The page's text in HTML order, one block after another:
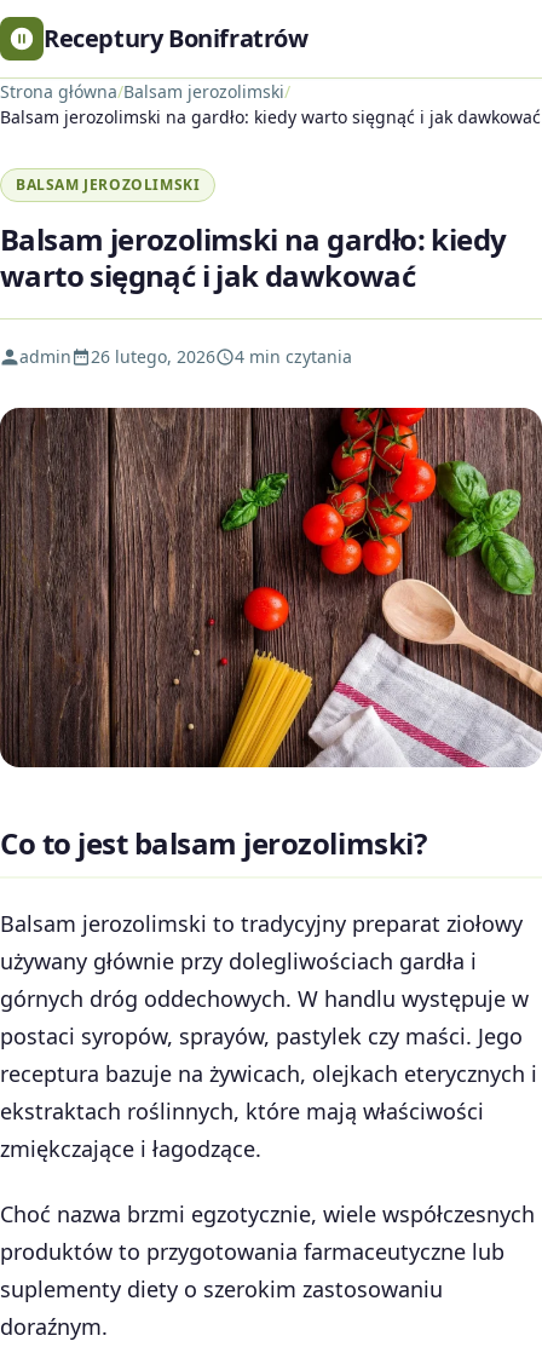
Receptury Bonifratrów
Strona główna/Balsam jerozolimski/
Balsam jerozolimski na gardło: kiedy warto sięgnąć i jak dawkować
BALSAM JEROZOLIMSKI
Balsam jerozolimski na gardło: kiedy
warto sięgnąć i jak dawkować
admin 26 lutego, 2026 4 min czytania
Co to jest balsam jerozolimski?
Balsam jerozolimski to tradycyjny preparat ziołowy
używany głównie przy dolegliwościach gardła i
górnych dróg oddechowych. W handlu występuje w
postaci syropów, sprayów, pastylek czy maści. Jego
receptura bazuje na żywicach, olejkach eterycznych i
ekstraktach roślinnych, które mają właściwości
zmiękczające i łagodzące.
Choć nazwa brzmi egzotycznie, wiele współczesnych
produktów to przygotowania farmaceutyczne lub
suplementy diety o szerokim zastosowaniu
doraźnym.